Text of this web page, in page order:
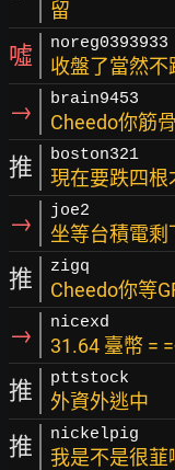
留
噓 noreg0393933
收盤了當然
→ brain9453
Cheedo你筋
推 boston321
現在要跌四根
→ joe2
坐等台積電剩
推 zigq
Cheedo你等
→ nicexd
31.64 臺幣 =
推 pttstock
外資外逃中
推 nickelpig
我是不是很韮